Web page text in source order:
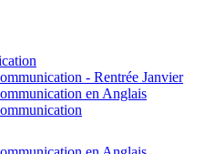
- Rentrée Janvier
en Anglais